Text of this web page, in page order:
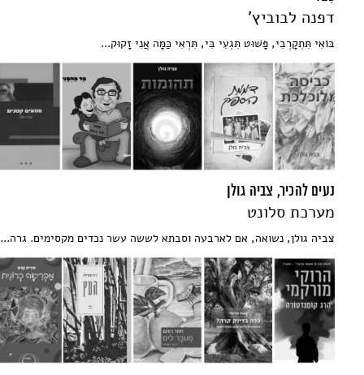
דפנה לבוביץ'
בּוֹאִי תִּתְקָרְבִי, פָּשׁוּט תִּגְעִי בִּי, תִּרְאִי כַּמָּה אֲנִי זָקוּק...
נעים להכיר, צביה גולן
מערכת סלונט
צביה גולן, נשואה, אם לארבעה וסבתא לששה עשר נכדים מקסימים. גרה...